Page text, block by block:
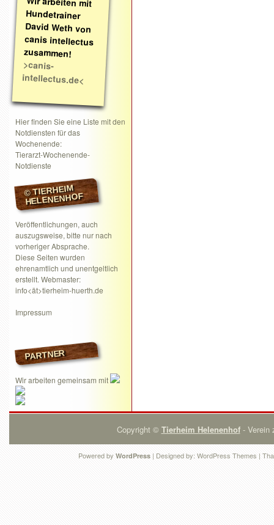
zusammen!
>canis-
intellectus.de<
Hier finden Sie eine Liste mit den
Notdiensten für das
Wochenende:
Tierarzt-Wochenende-
Notdienste
© TIERHEIM
HELENENHOF
Veröffentlichungen, auch
auszugsweise, bitte nur nach
vorheriger Absprache.
Diese Seiten wurden
ehrenamtlich und unentgeltlich
erstellt. Webmaster:
info<ät>tierheim-huerth.de
Impressum
PARTNER
Wir arbeiten gemeinsam mit
Copyright © Tierheim Helenenhof- Verein
Powered by WordPress | Designed by: WordPress Themes |